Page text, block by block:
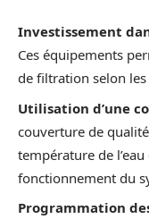
Investissement
Ces équipements
de filtration selon les
Utilisation d’une
couverture de
température de
fonctionnement du
Programmation